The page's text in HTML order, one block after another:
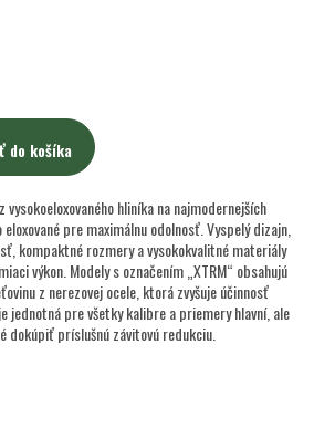
do košíka
vysokoeloxovaného hliníka na najmodernejších
pre maximálnu odolnosť. Vyspelý dizajn,
kompaktné rozmery a vysokokvalitné materiály
výkon. Modely s označením „XTRM“ obsahujú
z nerezovej ocele, ktorá zvyšuje účinnosť
jednotná pre všetky kalibre a priemery hlavní, ale
dokúpiť príslušnú závitovú redukciu.